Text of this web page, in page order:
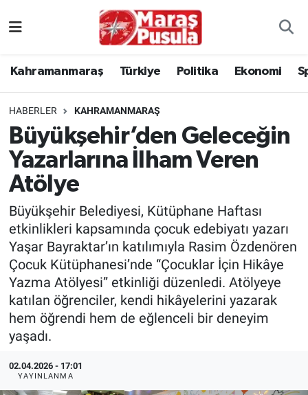
Kahramanmaraş Türkiye Politika Ekonomi
HABERLER KAHRAMANMARAŞ
Büyükşehir’den Geleceğin
Yazarlarına İlham Veren
Atölye
Büyükşehir Belediyesi, Kütüphane Haftası
etkinlikleri kapsamında çocuk edebiyatı yazarı
Yaşar Bayraktar’ın katılımıyla Rasim Özdenören
Çocuk Kütüphanesi’nde “Çocuklar İçin Hikâye
Yazma Atölyesi” etkinliği düzenledi. Atölyeye
katılan öğrenciler, kendi hikâyelerini yazarak
hem öğrendi hem de eğlenceli bir deneyim
yaşadı.
02.04.2026 - 17:01
YAYINLANMA
Politika
Ekonomi
Spor
Kültür Sanat
Sağlık
TEKNOLOJİ
Dünya
İstanbul Namaz Vakitleri
İstanbul Trafik Yoğunluk Haritası
Süper Lig Puan Durumu ve Fikstür
Tüm Manşetler
Son Dakika Haberleri
Haber Arşivi